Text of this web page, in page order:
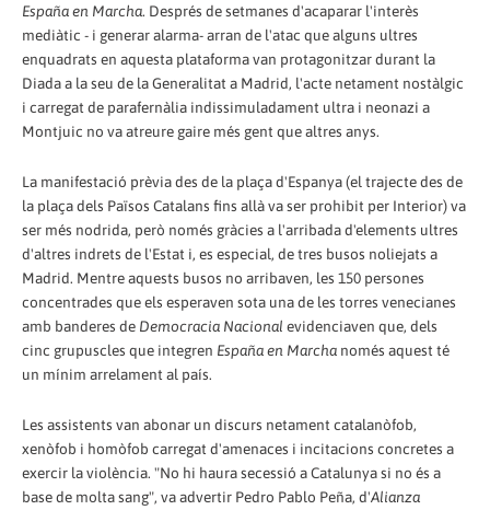
España en Marcha. Després de setmanes d'acaparar l'interès
mediàtic - i generar alarma- arran de l'atac que alguns ultres
enquadrats en aquesta plataforma van protagonitzar durant la
Diada a la seu de la Generalitat a Madrid, l'acte netament nostàlgic
i carregat de parafernàlia indissimuladament ultra i neonazi a
Montjuic no va atreure gaire més gent que altres anys.
La manifestació prèvia des de la plaça d'Espanya (el trajecte des de
la plaça dels Països Catalans fins allà va ser prohibit per Interior) va
ser més nodrida, però només gràcies a l'arribada d'elements ultres
d'altres indrets de l'Estat i, es especial, de tres busos noliejats a
Madrid. Mentre aquests busos no arribaven, les 150 persones
concentrades que els esperaven sota una de les torres venecianes
amb banderes de Democracia Nacional evidenciaven que, dels
cinc grupuscles que integren España en Marcha només aquest té
un mínim arrelament al país.
Les assistents van abonar un discurs netament catalanòfob,
xenòfob i homòfob carregat d'amenaces i incitacions concretes a
exercir la violència. "No hi haura secessió a Catalunya si no és a
base de molta sang", va advertir Pedro Pablo Peña, d'Alianza